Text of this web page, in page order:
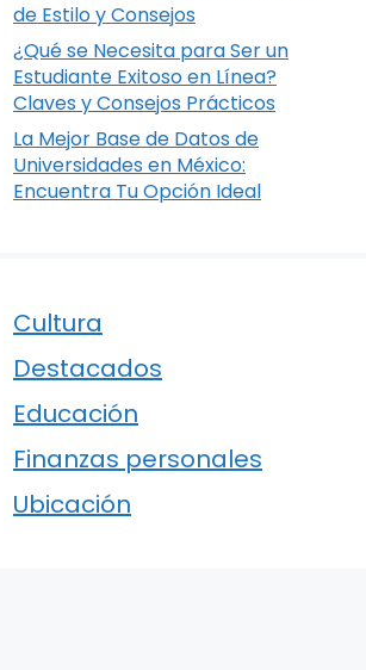
de Estilo y Consejos
¿Qué se Necesita para Ser un
Estudiante Exitoso en Línea?
Claves y Consejos Prácticos
La Mejor Base de Datos de
Universidades en México:
Encuentra Tu Opción Ideal
Cultura
Destacados
Educación
Finanzas personales
Ubicación